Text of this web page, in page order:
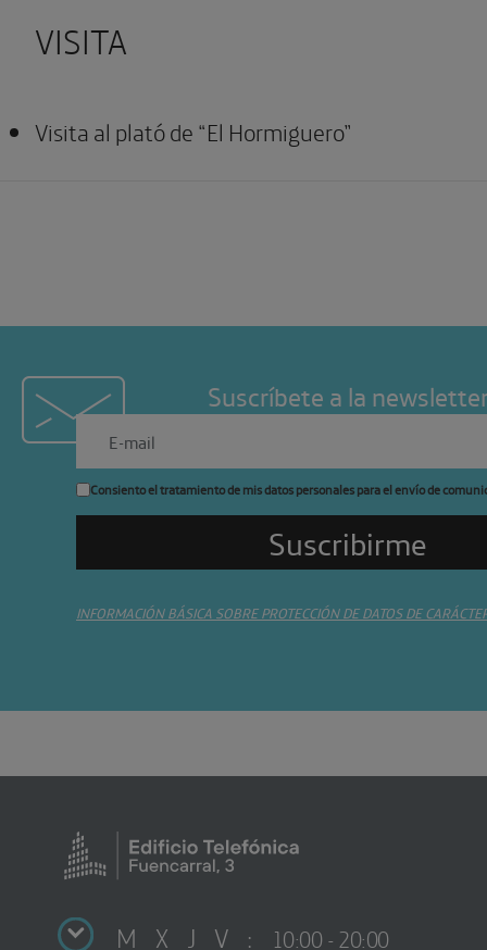
VISITA
Visita al plató de “El Hormiguero”
Suscríbete a la
Consiento el tratamiento de mis datos personales para el envío de
INFORMACIÓN BÁSICA SOBRE PROTECCIÓN DE DATOS DE
M X J V : 10:00 - 20:00